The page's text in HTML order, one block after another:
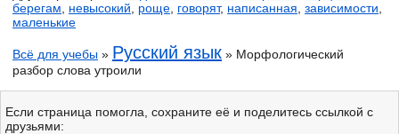
берегам
невысокий роще говорят, написанная зависимости
маленькие
Всё для учебы » Русский язык » Морфологический
разбор слова утроили
Если страница помогла, сохраните её и поделитесь ссылкой с
друзьями: